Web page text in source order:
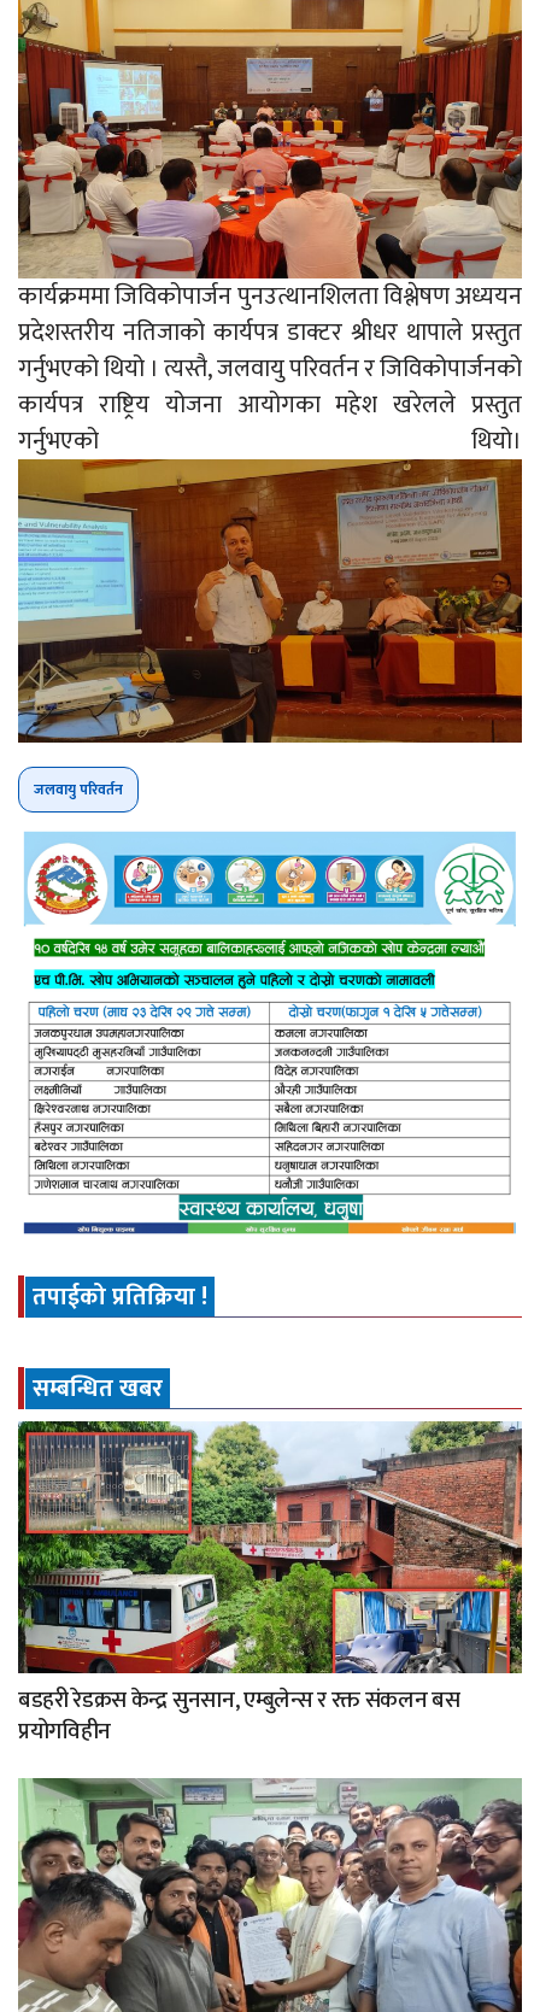
कार्यक्रममा जिविकोपार्जन पुनउत्थानशिलता विश्लेषण अध्ययन
प्रदेशस्तरीय नतिजाको कार्यपत्र डाक्टर श्रीधर थापाले प्रस्तुत
गर्नुभएको थियो । त्यस्तै, जलवायु परिवर्तन र जिविकोपार्जनको
कार्यपत्र राष्ट्रिय योजना आयोगका महेश खरेलले प्रस्तुत
गर्नुभएको थियो।
जलवायु परिवर्तन
तपाईको प्रतिक्रिया !
सम्बन्धित खबर
बडहरी रेडक्रस केन्द्र सुनसान, एम्बुलेन्स र रक्त संकलन बस
प्रयोगविहीन